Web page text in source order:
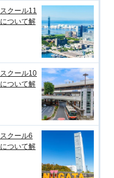
クール11
ついて解
クール10
ついて解
クール6
ついて解